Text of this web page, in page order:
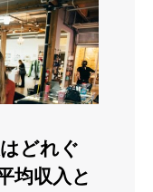
どれぐ
均収入と